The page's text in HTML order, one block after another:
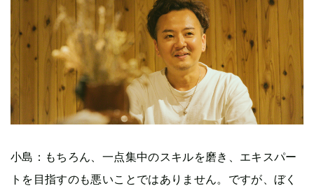
小島：もちろん、一点集中のスキルを磨き、エキスパー
トを目指すのも悪いことではありません。ですが、ぼく